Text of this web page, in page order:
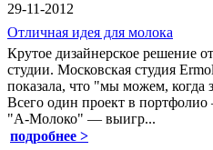
29-11-2012
Отличная идея для молока
Крутое дизайнерское решение
студии. Московская студия
показала, что "мы можем, когда
Всего один проект в
"A-Молоко" — выигр...
подробнее >